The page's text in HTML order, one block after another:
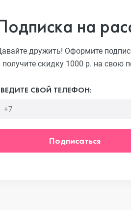
iPhone
на
дружить! Оформите
получите скидку 1000 р. на свою
СВОЙ ТЕЛЕФОН:
Подписаться